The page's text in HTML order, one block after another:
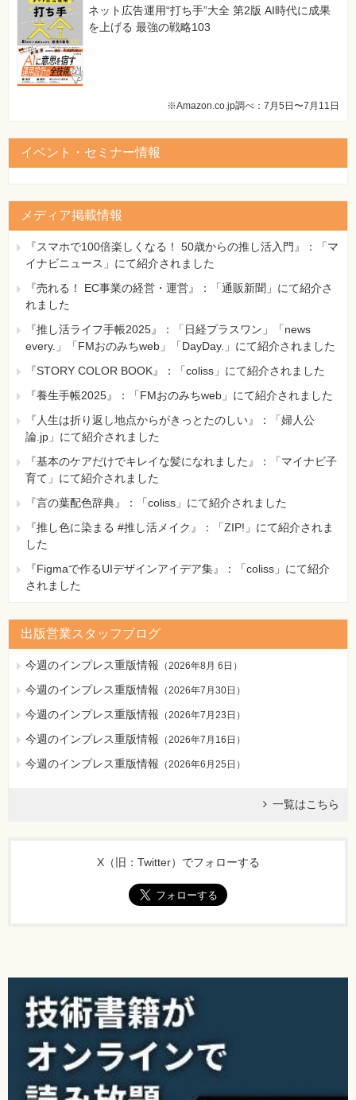
ネット広告運用“打ち手”大全 第2版 AI時代に成果
を上げる 最強の戦略103
※Amazon.co.jp調べ：7月5日〜7月11日
イベント・セミナー情報
メディア掲載情報
『スマホで100倍楽しくなる！ 50歳からの推し活入門』：「マ
イナビニュース」にて紹介されました
『売れる！ EC事業の経営・運営』：「通販新聞」にて紹介さ
れました
『推し活ライフ手帳2025』：「日経プラスワン」「news
every.」「FMおのみちweb」「DayDay.」にて紹介されました
『STORY COLOR BOOK』：「coliss」にて紹介されました
『養生手帳2025』：「FMおのみちweb」にて紹介されました
『人生は折り返し地点からがきっとたのしい』：「婦人公
論.jp」にて紹介されました
『基本のケアだけでキレイな髪になれました』：「マイナビ子
育て」にて紹介されました
『言の葉配色辞典』：「coliss」にて紹介されました
『推し色に染まる #推し活メイク』：「ZIP!」にて紹介されま
した
『Figmaで作るUIデザインアイデア集』：「coliss」にて紹介
されました
出版営業スタッフブログ
今週のインプレス重版情報 （2026年8月 6日 ）
今週のインプレス重版情報 （2026年7月30日 ）
今週のインプレス重版情報 （2026年7月23日 ）
今週のインプレス重版情報 （2026年7月16日 ）
今週のインプレス重版情報 （2026年6月25日 ）
一覧はこちら
X（旧：Twitter）でフォローする